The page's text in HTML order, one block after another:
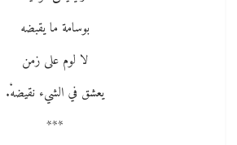
بوسامة ما يقبضه
لا لوم على زمن
يعشق في الشيء نقيضهْ.
***